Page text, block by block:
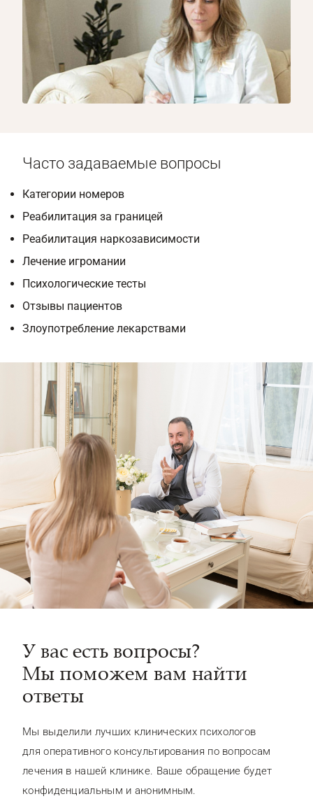
1/8
Часто задаваемые вопросы
Категории номеров
Реабилитация за границей
Реабилитация наркозависимости
Лечение игромании
Психологические тесты
Отзывы пациентов
Злоупотребление лекарствами
У вас есть вопросы?
Мы поможем вам найти
ответы
Мы выделили лучших клинических психологов
для оперативного консультирования по вопросам
лечения в нашей клинике. Ваше обращение будет
конфиденциальным и анонимным.